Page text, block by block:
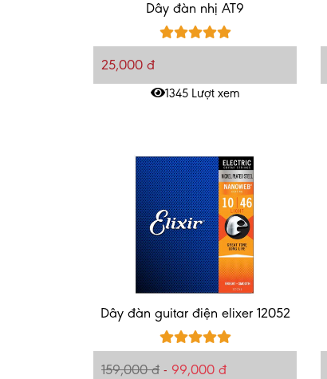
Dây đàn nhị AT9
25,000 đ
1345 Lượt xem
Dây đàn guitar điện elixer 12052
159,000 đ - 99,000 đ